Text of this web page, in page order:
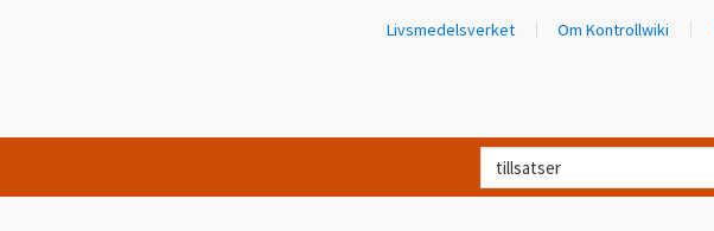
Livsmedelsverket Om Kontrollwiki
Vad
letar